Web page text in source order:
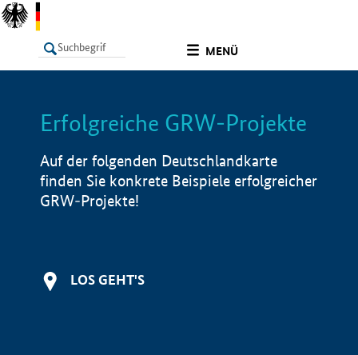
MENÜ
LISTE Info
Erfolgreiche GRW-Projekte
Auf der folgenden Deutschlandkarte
finden Sie konkrete Beispiele erfolgreicher
GRW-Projekte!
LOS GEHT'S